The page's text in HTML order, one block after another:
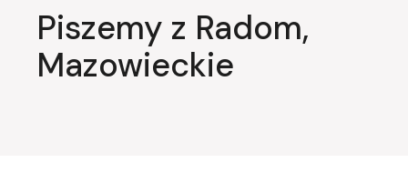
Piszemy z Radom,
Mazowieckie